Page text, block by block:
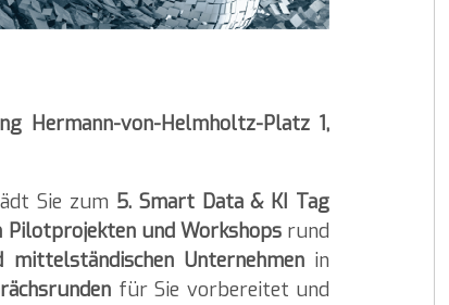
Hermann-von-Helmholtz-Platz 1,
Sie zum 5. Smart Data & KI Tag
und Workshops rund
Unternehmenin
für Sie vorbereitet und